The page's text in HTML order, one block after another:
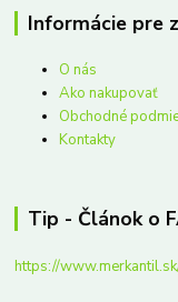
Informácie pre
O nás
Ako nakupovať
Obchodné
Kontakty
Tip - Článok o
https://